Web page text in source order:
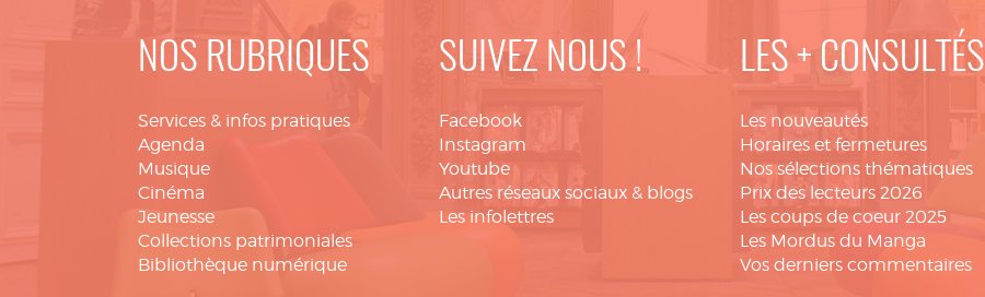
NOS RUBRIQUES
Services & infos pratiques
Agenda
Musique
Cinéma
Jeunesse
Collections patrimoniales
Bibliothèque numérique
SUIVEZ NOUS !
Facebook
Instagram
Youtube
Autres réseaux sociaux & blogs
Les infolettres
LES + CONSULTÉS
Les nouveautés
Horaires et fermetures
Nos sélections thématiques
Prix des lecteurs 2026
Les coups de coeur 2025
Les Mordus du Manga
Vos derniers commentaires